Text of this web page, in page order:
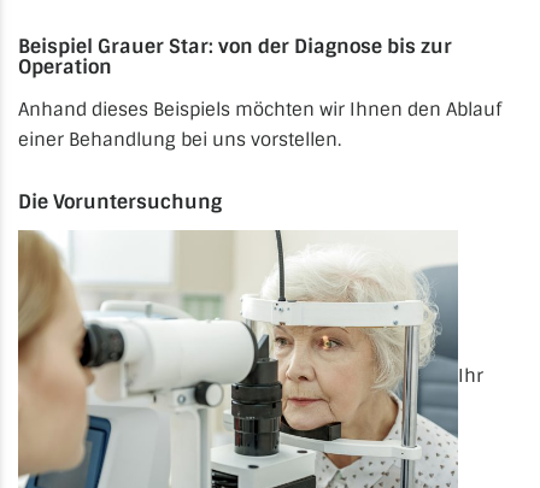
Beispiel Grauer Star: von der Diagnose bis zur
Operation
Anhand dieses Beispiels möchten wir Ihnen den Ablauf
einer Behandlung bei uns vorstellen.
Die Voruntersuchung
Ihr